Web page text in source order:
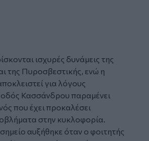
ισχυρές δυνάμεις της
της Πυροσβεστικής, ενώ η
για λόγους
Κασσάνδρου παραμένει
που έχει προκαλέσει
στην κυκλοφορία.
αυξήθηκε όταν ο φοιτητής